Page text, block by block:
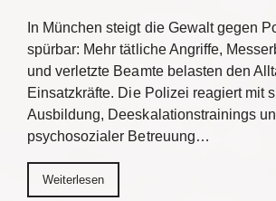
In München steigt die Gewalt gegen
spürbar: Mehr tätliche Angriffe,
und verletzte Beamte belasten den
Einsatzkräfte. Die Polizei reagiert mit
Ausbildung, Deeskalationstrainings
psychosozialer Betreuung…
Weiterlesen